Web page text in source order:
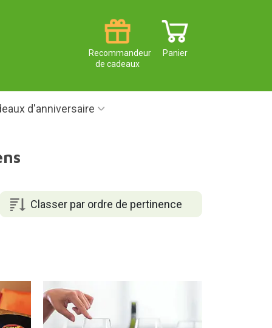
Panier
Recommandeur
de cadeaux
d'anniversaire
Classer par ordre de pertinence